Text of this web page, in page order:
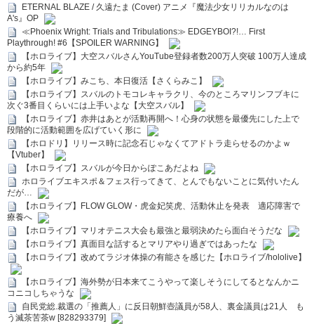
ETERNAL BLAZE / 久遠たま (Cover) アニメ『魔法少女リリカルなのは
A's』OP
≪Phoenix Wright: Trials and Tribulations≫ EDGEYBOI?!… First
Playthrough! #6【SPOILER WARNING】
【ホロライブ】大空スバルさんYouTube登録者数200万人突破 100万人達成
から約5年
【ホロライブ】みこち、本日復活【さくらみこ】
【ホロライブ】スバルのトモコレキャラクリ、今のところマリンフブキに
次ぐ3番目くらいには上手いよな【大空スバル】
【ホロライブ】赤井はあとが活動再開へ！心身の状態を最優先にした上で
段階的に活動範囲を広げていく形に
【ホロドリ】リリース時に記念石じゃなくてアドトラ走らせるのかよｗ
【Vtuber】
【ホロライブ】スバルが今日からぽこあだよね
ホロライブエキスポ＆フェス行ってきて、とんでもないことに気付いたん
だが…
【ホロライブ】FLOW GLOW・虎金妃笑虎、活動休止を発表 適応障害で
療養へ
【ホロライブ】マリオテニス大会も最強と最弱決めたら面白そうだな
【ホロライブ】真面目な話するとマリアやり過ぎではあったな
【ホロライブ】改めてラジオ体操の有能さを感じた【ホロライブ/hololive】
【ホロライブ】海外勢が日本来てこうやって楽しそうにしてるとなんかニ
コニコしちゃうな
自民党総.裁選の「推薦人」に反日朝鮮壺議員が58人、裏金議員は21人 も
う滅茶苦茶w [828293379]